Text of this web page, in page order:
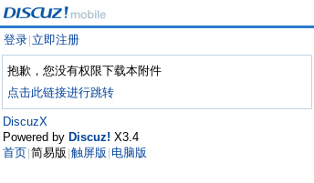
登录 立即注册
抱歉，您没有权限下载本附件
点击此链接进行跳转
DiscuzX
Powered by Discuz! X3.4
首页 简易版 触屏版 电脑版